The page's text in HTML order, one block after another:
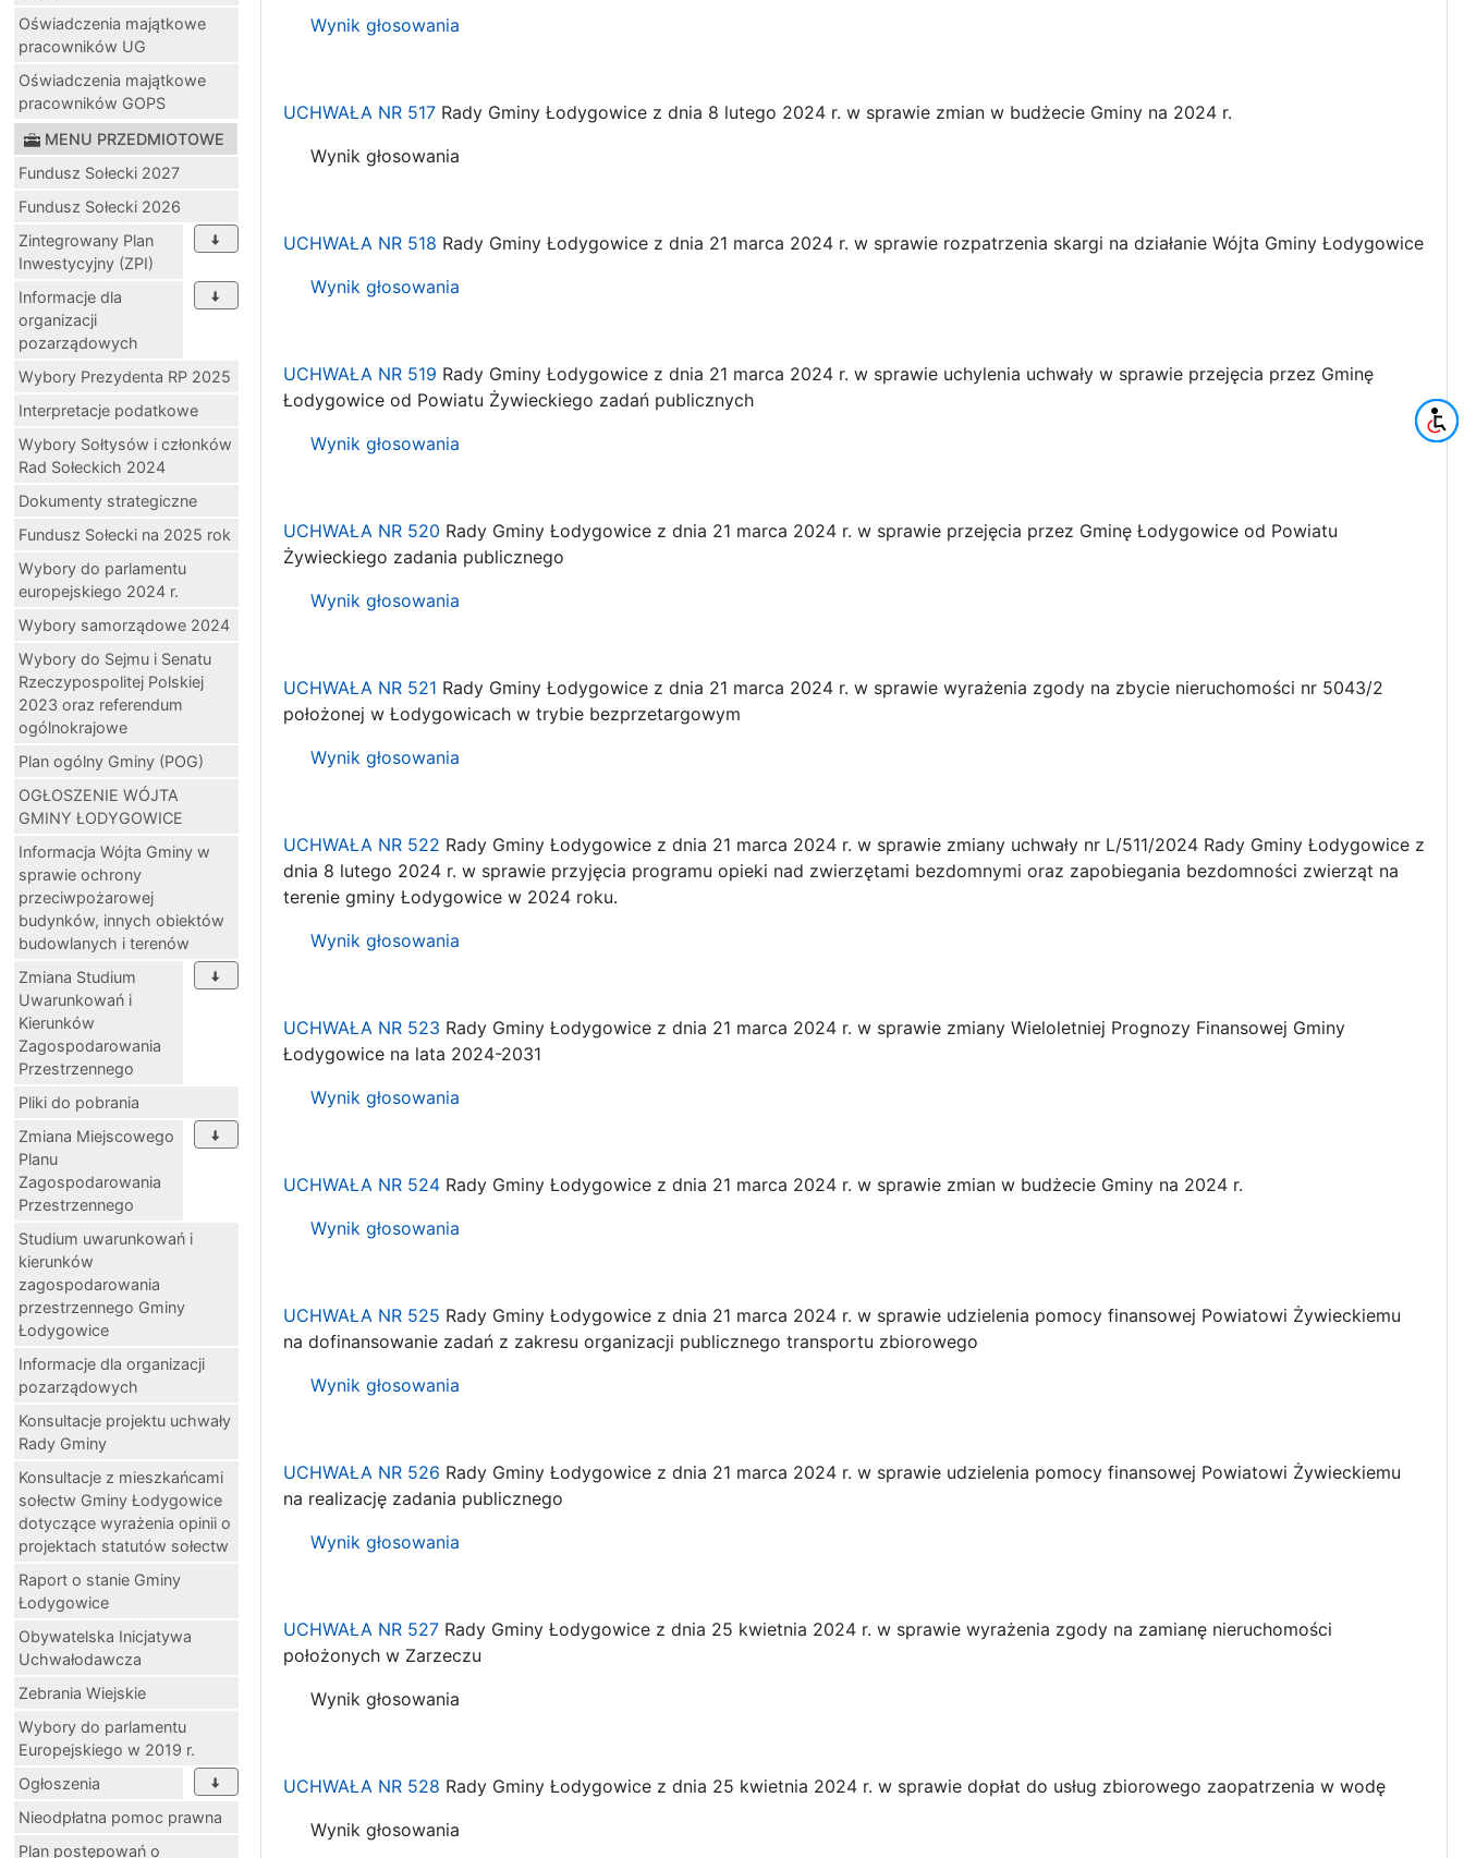
Oświadczenia majątkowe
pracowników UG
Oświadczenia majątkowe
pracowników GOPS
MENU PRZEDMIOTOWE
Fundusz Sołecki 2027
Fundusz Sołecki 2026
Zintegrowany Plan
Inwestycyjny (ZPI)
Informacje dla
organizacji
pozarządowych
Wybory Prezydenta RP 2025
Interpretacje podatkowe
Wybory Sołtysów i członków
Rad Sołeckich 2024
Dokumenty strategiczne
Fundusz Sołecki na 2025 rok
Wybory do parlamentu
europejskiego 2024 r.
Wybory samorządowe 2024
Wybory do Sejmu i Senatu
Rzeczypospolitej Polskiej
2023 oraz referendum
ogólnokrajowe
Plan ogólny Gminy (POG)
OGŁOSZENIE WÓJTA
GMINY ŁODYGOWICE
Informacja Wójta Gminy w
sprawie ochrony
przeciwpożarowej
budynków, innych obiektów
budowlanych i terenów
Zmiana Studium
Uwarunkowań i
Kierunków
Zagospodarowania
Przestrzennego
Pliki do pobrania
Zmiana Miejscowego
Planu
Zagospodarowania
Przestrzennego
Studium uwarunkowań i
kierunków
zagospodarowania
przestrzennego Gminy
Łodygowice
Informacje dla organizacji
pozarządowych
Konsultacje projektu uchwały
Rady Gminy
Konsultacje z mieszkańcami
sołectw Gminy Łodygowice
dotyczące wyrażenia opinii o
projektach statutów sołectw
Raport o stanie Gminy
Łodygowice
Obywatelska Inicjatywa
Uchwałodawcza
Zebrania Wiejskie
Wybory do parlamentu
Europejskiego w 2019 r.
Ogłoszenia
Nieodpłatna pomoc prawna
Plan postępowań o
Wynik głosowania
UCHWAŁA NR 517 Rady Gminy Łodygowice z dnia 8 lutego 2024 r. w sprawie zmian w budżecie Gminy na 2024 r.
Wynik głosowania
UCHWAŁA NR 518 Rady Gminy Łodygowice z dnia 21 marca 2024 r. w sprawie rozpatrzenia skargi na działanie Wójta Gminy Łodygowice
Wynik głosowania
UCHWAŁA NR 519 Rady Gminy Łodygowice z dnia 21 marca 2024 r. w sprawie uchylenia uchwały w sprawie przejęcia przez Gminę
Łodygowice od Powiatu Żywieckiego zadań publicznych
Wynik głosowania
UCHWAŁA NR 520 Rady Gminy Łodygowice z dnia 21 marca 2024 r. w sprawie przejęcia przez Gminę Łodygowice od Powiatu
Żywieckiego zadania publicznego
Wynik głosowania
UCHWAŁA NR 521 Rady Gminy Łodygowice z dnia 21 marca 2024 r. w sprawie wyrażenia zgody na zbycie nieruchomości nr 5043/2
położonej w Łodygowicach w trybie bezprzetargowym
Wynik głosowania
UCHWAŁA NR 522 Rady Gminy Łodygowice z dnia 21 marca 2024 r. w sprawie zmiany uchwały nr L/511/2024 Rady Gminy Łodygowice z
dnia 8 lutego 2024 r. w sprawie przyjęcia programu opieki nad zwierzętami bezdomnymi oraz zapobiegania bezdomności zwierząt na
terenie gminy Łodygowice w 2024 roku.
Wynik głosowania
UCHWAŁA NR 523 Rady Gminy Łodygowice z dnia 21 marca 2024 r. w sprawie zmiany Wieloletniej Prognozy Finansowej Gminy
Łodygowice na lata 2024-2031
Wynik głosowania
UCHWAŁA NR 524 Rady Gminy Łodygowice z dnia 21 marca 2024 r. w sprawie zmian w budżecie Gminy na 2024 r.
Wynik głosowania
UCHWAŁA NR 525 Rady Gminy Łodygowice z dnia 21 marca 2024 r. w sprawie udzielenia pomocy finansowej Powiatowi Żywieckiemu
na dofinansowanie zadań z zakresu organizacji publicznego transportu zbiorowego
Wynik głosowania
UCHWAŁA NR 526 Rady Gminy Łodygowice z dnia 21 marca 2024 r. w sprawie udzielenia pomocy finansowej Powiatowi Żywieckiemu
na realizację zadania publicznego
Wynik głosowania
UCHWAŁA NR 527 Rady Gminy Łodygowice z dnia 25 kwietnia 2024 r. w sprawie wyrażenia zgody na zamianę nieruchomości
położonych w Zarzeczu
Wynik głosowania
UCHWAŁA NR 528 Rady Gminy Łodygowice z dnia 25 kwietnia 2024 r. w sprawie dopłat do usług zbiorowego zaopatrzenia w wodę
Wynik głosowania